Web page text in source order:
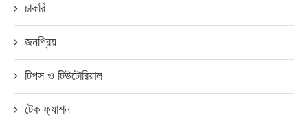
চাকরি
জনপ্রিয়
টিপস ও টিউটোরিয়াল
টেক ফ্যাশন